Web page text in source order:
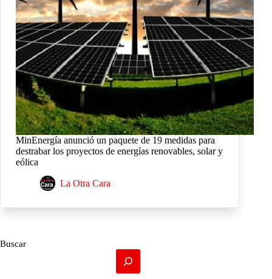
MinEnergía anunció un paquete de 19 medidas para
destrabar los proyectos de energías renovables, solar y
eólica
La Otra Cara
Buscar